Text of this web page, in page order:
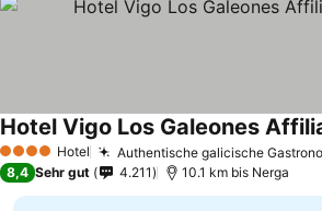
4 Sterne Hotel Authentische galicische
Hotel Vigo Los Galeones
8,4 Sehr gut 4.211 10.1 km bis Nerga